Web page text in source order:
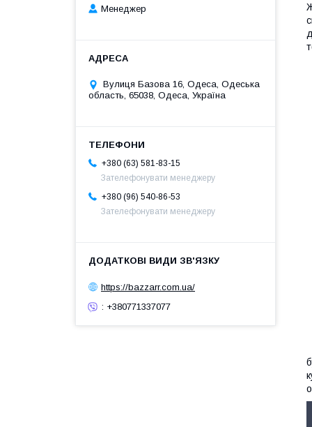
Менеджер
Вулиця Базова 16, Одеса, Одеська
область, 65038, Одеса, Україна
+380 (63) 581-83-15
Зателефонувати менеджеру
+380 (96) 540-86-53
Зателефонувати менеджеру
https://bazzarr.com.ua/
: +380771337077